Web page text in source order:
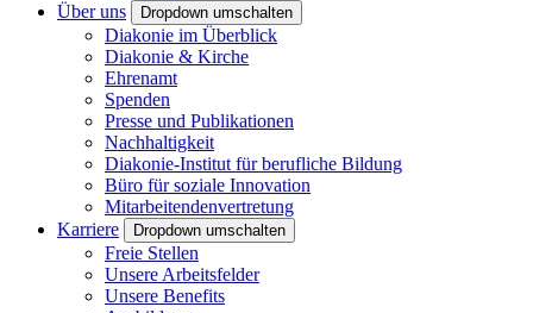
Über uns
Dropdown umschalten
Diakonie im Überblick
Diakonie & Kirche
Ehrenamt
Spenden
Presse und Publikationen
Nachhaltigkeit
Diakonie-Institut für berufliche Bildung
Büro für soziale Innovation
Mitarbeitendenvertretung
Karriere
Dropdown umschalten
Freie Stellen
Unsere Arbeitsfelder
Unsere Benefits